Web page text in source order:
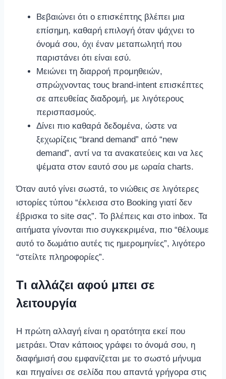
Βεβαιώνει ότι ο επισκέπτης βλέπει μια
επίσημη, καθαρή επιλογή όταν ψάχνει το
όνομά σου, όχι έναν μεταπωλητή που
παριστάνει ότι είναι εσύ.
Μειώνει τη διαρροή προμηθειών,
σπρώχνοντας τους brand-intent επισκέπτες
σε απευθείας διαδρομή, με λιγότερους
περισπασμούς.
Δίνει πιο καθαρά δεδομένα, ώστε να
ξεχωρίζεις “brand demand” από “new
demand”, αντί να τα ανακατεύεις και να λες
ψέματα στον εαυτό σου με ωραία charts.
Όταν αυτό γίνει σωστά, το νιώθεις σε λιγότερες
ιστορίες τύπου “έκλεισα στο Booking γιατί δεν
έβρισκα το site σας”. Το βλέπεις και στο inbox. Τα
αιτήματα γίνονται πιο συγκεκριμένα, πιο “θέλουμε
αυτό το δωμάτιο αυτές τις ημερομηνίες”, λιγότερο
“στείλτε πληροφορίες”.
Τι αλλάζει αφού μπει σε
λειτουργία
Η πρώτη αλλαγή είναι η ορατότητα εκεί που
μετράει. Όταν κάποιος γράφει το όνομά σου, η
διαφήμισή σου εμφανίζεται με το σωστό μήνυμα
και πηγαίνει σε σελίδα που απαντά γρήγορα στις